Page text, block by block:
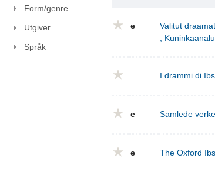
Form/genre
Utgiver
Språk
e
Valitut
;
I drammi di
e Samlede
e The Oxford